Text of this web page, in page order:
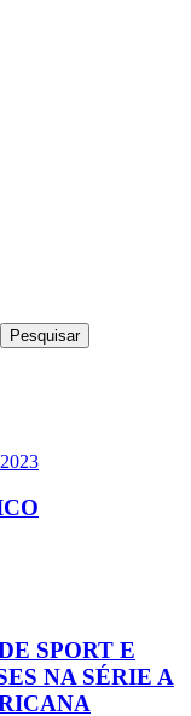
SPORT E
NA SÉRIE A